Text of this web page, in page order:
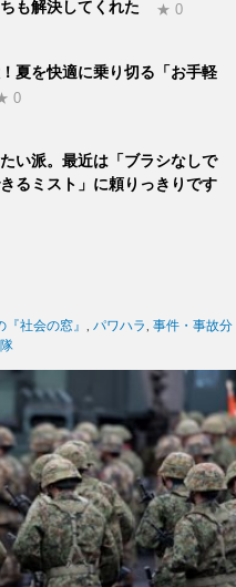
も解決してくれた
★ 0
夏を快適に乗り切る「お手軽
0
い派。最近は「ブラシなしで
るミスト」に頼りっきりです
社会の窓』 パワハラ
事件・事故分